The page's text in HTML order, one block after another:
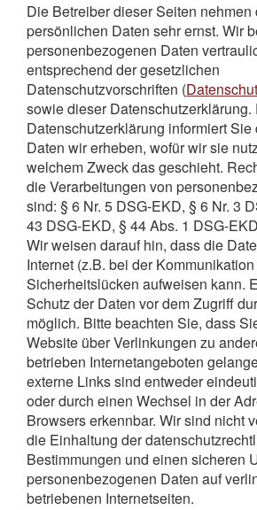
Die Betreiber dieser Seiten nehmen
persönlichen Daten sehr ernst. Wir
personenbezogenen Daten
entsprechend der gesetzlichen
Datenschutzvorschriften (
sowie dieser Datenschutzerklärung.
Datenschutzerklärung informiert
Daten wir erheben, wofür wir sie
welchem Zweck das geschieht.
die Verarbeitungen von
sind: § 6 Nr. 5 DSG-EKD, § 6 Nr. 3
43 DSG-EKD, § 44 Abs. 1 DSG-
Wir weisen darauf hin, dass die
Internet (z.B. bei der
Sicherheitslücken aufweisen kann.
Schutz der Daten vor dem Zugriff
möglich. Bitte beachten Sie, dass
Website über Verlinkungen zu
betrieben Internetangeboten
externe Links sind entweder
oder durch einen Wechsel in der
Browsers erkennbar. Wir sind nicht
die Einhaltung der
Bestimmungen und einen sicheren
personenbezogenen Daten auf
betriebenen Internetseiten.